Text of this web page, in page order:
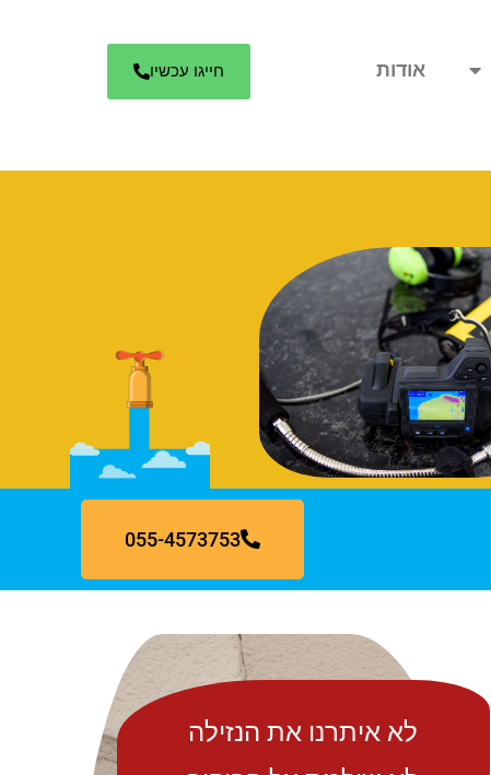
אודות חייגו עכשיו
055-4573753
לא איתרנו את הנזילה